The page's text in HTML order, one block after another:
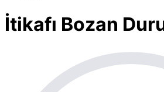
İtikafı Bozan